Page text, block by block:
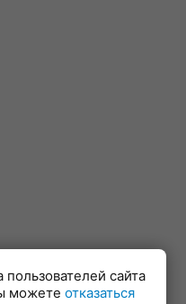
сайта
можете отказаться